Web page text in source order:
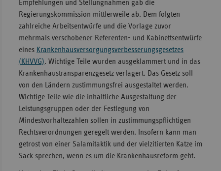
Empfehlungen und Stellungnahmen gab die
Regierungskommission mittlerweile ab. Dem folgten
zahlreiche Arbeitsentwürfe und die Vorlage zuvor
mehrmals verschobener Referenten- und Kabinettsentwürfe
eines Krankenhausversorgungsverbesserungsgesetzes
(KHVVG). Wichtige Teile wurden ausgeklammert und in das
Krankenhaustransparenzgesetz verlagert. Das Gesetz soll
von den Ländern zustimmungsfrei ausgestaltet werden.
Wichtige Teile wie die inhaltliche Ausgestaltung der
Leistungsgruppen oder der Festlegung von
Mindestvorhaltezahlen sollen in zustimmungspflichtigen
Rechtsverordnungen geregelt werden. Insofern kann man
getrost von einer Salamitaktik und der vielzitierten Katze im
Sack sprechen, wenn es um die Krankenhausreform geht.